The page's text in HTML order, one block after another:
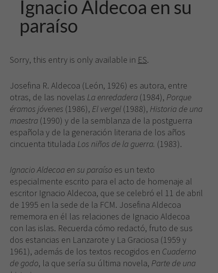
Ignacio Aldecoa en su
paraíso
Sorry, this entry is only available in ES.
Josefina R. Aldecoa (León, 1926) es autora, entre
otras, de las novelas La enredadera (1984), Porque
éramos jóvenes (1986), El vergel (1988), Historia de una
maestra (1990) y de la semblanza de la postguerra
española y de la generación literaria de los años
cincuenta titulada Los niños de la guerra. (1983).
Ignacio Aldecoa en su paraíso es un texto
especialmente escrito para el acto de homenaje al
escritor Ignacio Aldecoa, que se celebró el 11 de abril
de 1995 en la sede de la FCM. Josefina Aldecoa
rememora en él las relaciones de Ignacio Aldecoa
con las islas. Recuerda cómo redactó, fruto de sus
dos estancias en Lanzarote y La Graciosa (1959 y
1961), además de los textos recogidos en Cuaderno
de godo, la que sería su última novela, Parte de una